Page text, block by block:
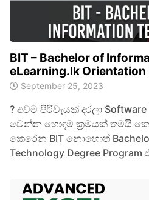
BIT – Bachelor of
eLearning.lk Orientation
September 25, 2023
? අවම පිරිවැයක් දරලා
වෙන්න හොඳම ක්‍රමයක් තමයි
කෙරෙන BIT නොහොත්
Technology Degree